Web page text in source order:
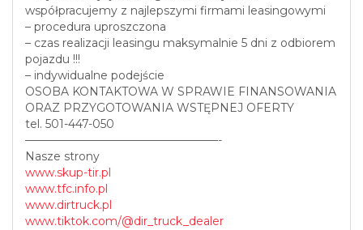
współpracujemy z najlepszymi firmami leasingowymi
– procedura uproszczona
– czas realizacji leasingu maksymalnie 5 dni z odbiorem
pojazdu !!!
– indywidualne podejście
OSOBA KONTAKTOWA W SPRAWIE FINANSOWANIA
ORAZ PRZYGOTOWANIA WSTĘPNEJ OFERTY
tel. 501-447-050
—————————————————-
Nasze strony
www.skup-tir.pl
www.tfc.info.pl
www.dirtruck.pl
www.tiktok.com/@dir_truck_dealer